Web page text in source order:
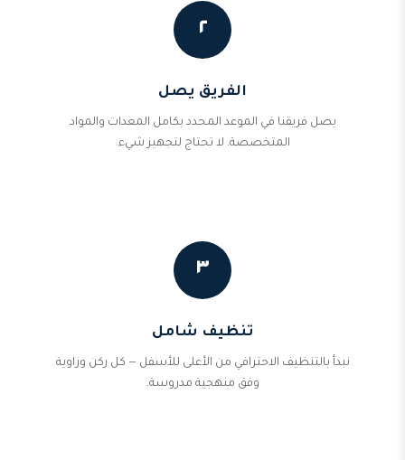
٢
الفريق يصل
يصل فريقنا في الموعد المحدد بكامل المعدات والمواد
المتخصصة. لا تحتاج لتجهيز شيء.
٣
تنظيف شامل
نبدأ بالتنظيف الاحترافي من الأعلى للأسفل — كل ركن وزاوية
وفق منهجية مدروسة.